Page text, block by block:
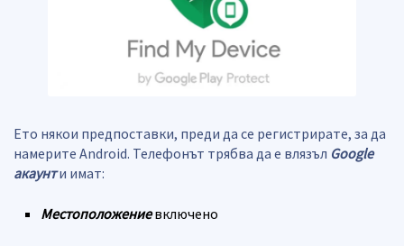
Ето някои предпоставки, преди да се регистрирате, за да
намерите Android. Телефонът трябва да е влязъл Google
акаунти имат:
Местоположениевключено